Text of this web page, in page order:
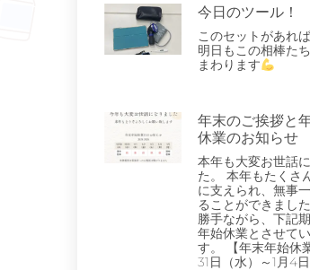
今日のツール！
このセットがあれ
明日もこの相棒た
まわります
年末のご挨拶と
休業のお知らせ
本年も大変お世話
た。 本年もたくさ
に支えられ、無事
ることができまし
勝手ながら、下記
年始休業とさせて
す。 【年末年始休
31日（水）～1月4日